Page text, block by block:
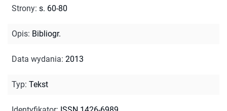
Strony: s. 60-80
Opis: Bibliogr.
Data wydania: 2013
Typ: Tekst